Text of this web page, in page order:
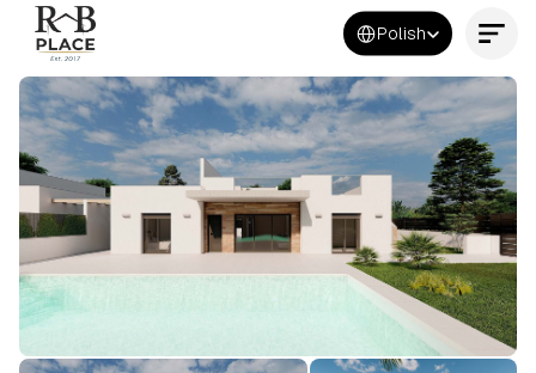
Select Language
Polish
Kontakt